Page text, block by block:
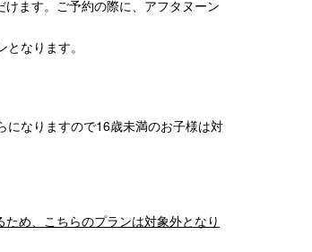
ます。ご予約の際に、アフタヌーン
なります。
になりますので16歳未満のお子様は対
め、こちらのプランは対象外となり